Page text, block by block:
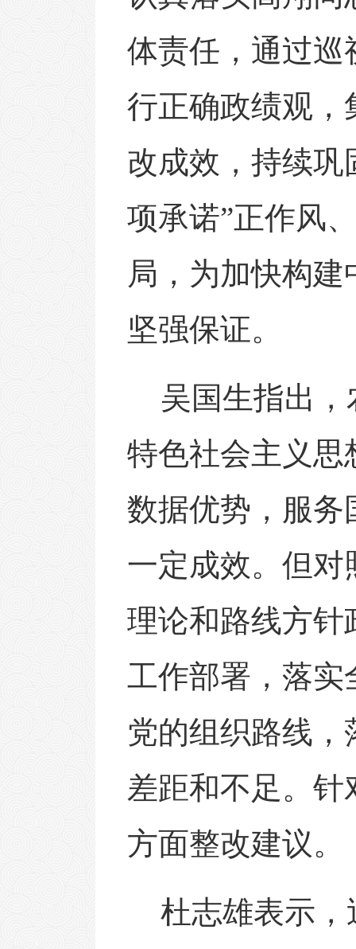
体责任， 通过巡
行正确政绩观，
改成效 ， 持续巩
项承诺”正作风
局 ， 为加快构建
坚强保证。
吴国生指出
特色社会主义思
数据优势，服务
一定成效。但
理论和路线方针
工作部署 ， 落实
党的组织路线 ，
差距和不足 。 针
方面整改建议。
杜志雄表示，